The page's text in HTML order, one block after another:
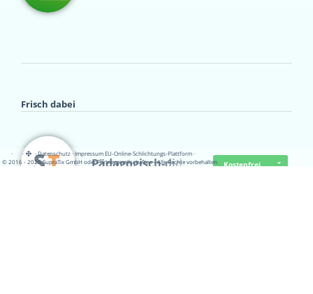
Frisch dabei
Pädagogisch-did… Kostenfrei
· · ·Datenschutz·Impressum EU-Online-Schlichtungs-Plattform·
© 2016 - 2026 SupraTix GmbH oder Partnergesellschaften - Alle Rechte vorbehalten.